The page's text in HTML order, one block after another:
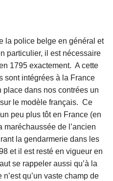
la police belge en général et
particulier, il est nécessaire
1795 exactement. A cette
sont intégrées à la France
dans nos contrées un
le modèle français. Ce
peu plus tôt en France (en
maréchaussée de l’ancien
la gendarmerie dans les
et il est resté en vigueur en
se rappeler aussi qu’à la
qu’un vaste champ de